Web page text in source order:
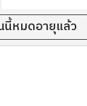
นี้หมดอายุแล้ว